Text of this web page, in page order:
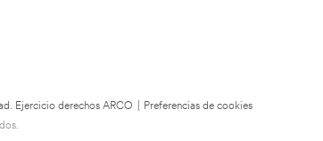
Ejercicio derechos ARCO
Preferencias de cookies